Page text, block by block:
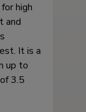
high
and
It is a
up to
3.5